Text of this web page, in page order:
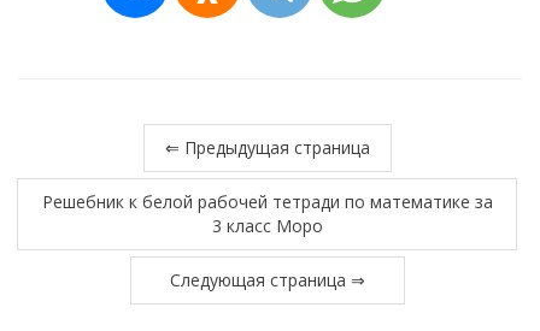
⇐ Предыдущая страница
Решебник к белой рабочей тетради по математике за
3 класс Моро
Следующая страница ⇒